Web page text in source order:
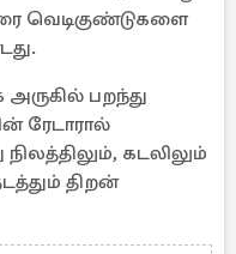
வெடிகுண்டுகளை
அருகில் பறந்து
ரேடாரால்
கடலிலும்
திறன்